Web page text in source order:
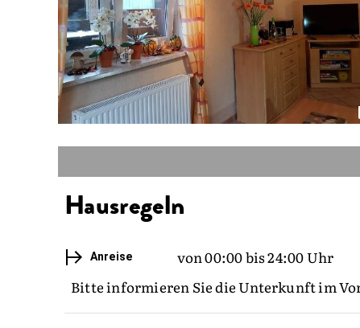
Hausregeln
Anreise
von 00:00 bis 24:00 Uhr
Bitte informieren Sie die Unterkunft im